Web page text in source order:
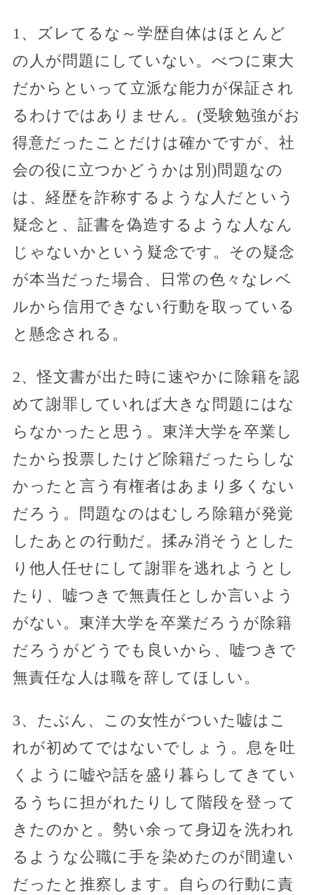
1、ズレてるな～学歴自体はほとんど
の人が問題にしていない。べつに東大
だからといって立派な能力が保証され
るわけではありません。(受験勉強がお
得意だったことだけは確かですが、社
会の役に立つかどうかは別)問題なの
は、経歴を詐称するような人だという
疑念と、証書を偽造するような人なん
じゃないかという疑念です。その疑念
が本当だった場合、日常の色々なレベ
ルから信用できない行動を取っている
と懸念される。
2、怪文書が出た時に速やかに除籍を認
めて謝罪していれば大きな問題にはな
らなかったと思う。東洋大学を卒業し
たから投票したけど除籍だったらしな
かったと言う有権者はあまり多くない
だろう。問題なのはむしろ除籍が発覚
したあとの行動だ。揉み消そうとした
り他人任せにして謝罪を逃れようとし
たり、嘘つきで無責任としか言いよう
がない。東洋大学を卒業だろうが除籍
だろうがどうでも良いから、嘘つきで
無責任な人は職を辞してほしい。
3、たぶん、この女性がついた嘘はこ
れが初めてではないでしょう。息を吐
くように嘘や話を盛り暮らしてきてい
るうちに担がれたりして階段を登って
きたのかと。勢い余って身辺を洗われ
るような公職に手を染めたのが間違い
だったと推察します。自らの行動に責